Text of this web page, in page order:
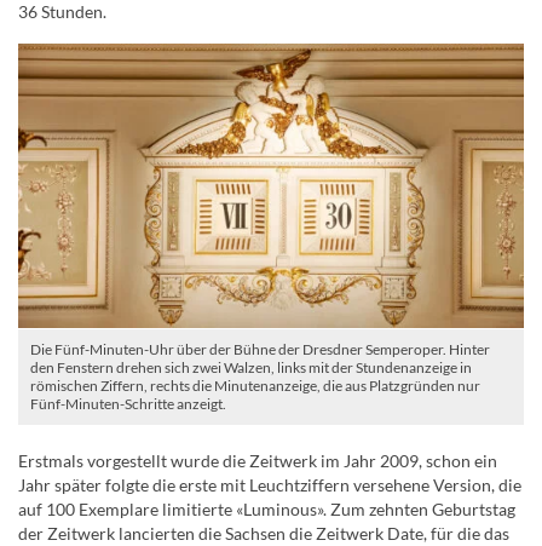
36 Stunden.
Die Fünf-Minuten-Uhr über der Bühne der Dresdner Semperoper. Hinter
den Fenstern drehen sich zwei Walzen, links mit der Stundenanzeige in
römischen Ziffern, rechts die Minutenanzeige, die aus Platzgründen nur
Fünf-Minuten-Schritte anzeigt.
Erstmals vorgestellt wurde die Zeitwerk im Jahr 2009, schon ein
Jahr später folgte die erste mit Leuchtziffern versehene Version, die
auf 100 Exemplare limitierte «Luminous». Zum zehnten Geburtstag
der Zeitwerk lancierten die Sachsen die Zeitwerk Date, für die das